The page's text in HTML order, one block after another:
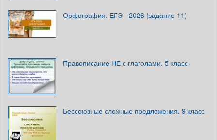
Орфография. ЕГЭ - 2026 (задание 11)
Правописание НЕ с глаголами. 5 класс
Бессоюзные сложные предложения. 9 класс